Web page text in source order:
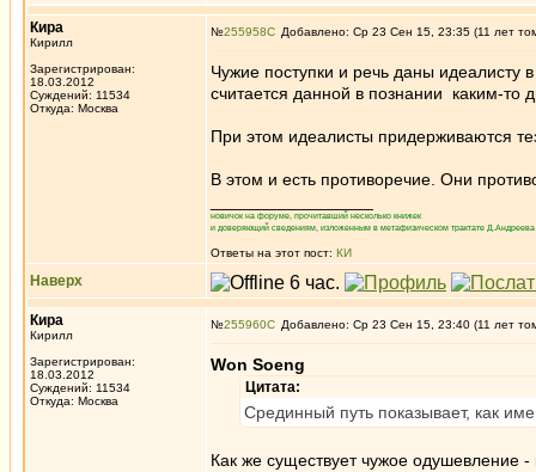
Кира
Кирилл
Зарегистрирован:
18.03.2012
Суждений: 11534
Откуда: Москва
№255958 Добавлено: Ср 23 Сен 15, 23:35 (11 лет
Чужие поступки и речь даны
считается данной в познании каким-то
При этом идеалисты придерживаются
В этом и есть противоречие. Они
новичок на форуме, прочитавший несколько книжек
и доверяющий сведениям, изложенным в метафизическом трактате
Ответы на этот пост: КИ
Наверх
Кира
Кирилл
Зарегистрирован:
18.03.2012
Суждений: 11534
Откуда: Москва
№255960 Добавлено: Ср 23 Сен 15, 23:40 (11 лет
Won Soeng
Цитата:
Срединный путь показывает, как
Как же существует чужое одушевление